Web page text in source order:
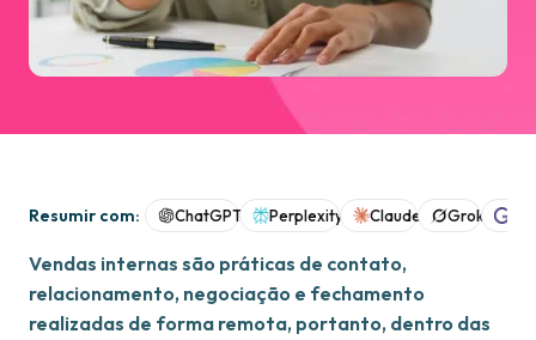
Resumir com: ChatGPT Perplexity Claude Grok
Vendas internas são práticas de contato,
relacionamento, negociação e fechamento
realizadas de forma remota, portanto, dentro das